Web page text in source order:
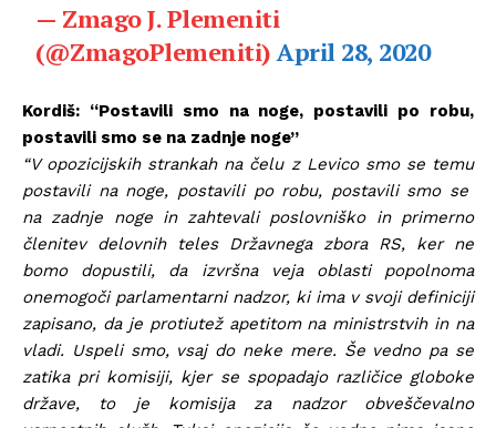
— Zmago J. Plemeniti
(@ZmagoPlemeniti)April 28, 2020
Kordiš: “Postavili smo na noge, postavili po robu,
postavili smo se na zadnje noge”
“V opozicijskih strankah na čelu z Levico smo se temu
postavili na noge, postavili po robu, postavili smo se
na zadnje noge in zahtevali poslovniško in primerno
členitev delovnih teles Državnega zbora RS, ker ne
bomo dopustili, da izvršna veja oblasti popolnoma
onemogoči parlamentarni nadzor, ki ima v svoji definiciji
zapisano, da je protiutež apetitom na ministrstvih in na
vladi. Uspeli smo, vsaj do neke mere. Še vedno pa se
zatika pri komisiji, kjer se spopadajo različice globoke
države, to je komisija za nadzor obveščevalno